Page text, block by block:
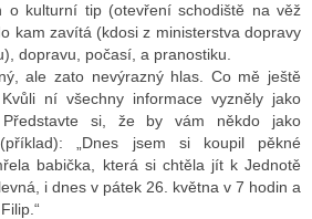
o kulturní tip (otevření schodiště na věž
kam zavítá (kdosi z ministerstva dopravy
dopravu, počasí, a pranostiku.
ale zato nevýrazný hlas. Co mě ještě
ní všechny informace vyzněly jako
Představte si, že by vám někdo jako
„Dnes jsem si koupil pěkné
babička, která si chtěla jít k Jednotě
i dnes v pátek 26. května v 7 hodin a